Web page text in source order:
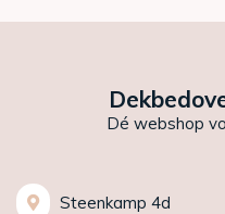
Dé webshop
Steenkamp 4d